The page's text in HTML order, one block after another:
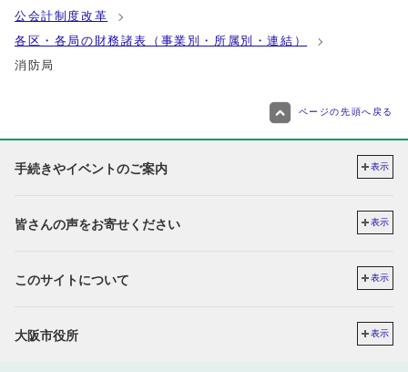
公会計制度改革
各区・各局の財務諸表（事業別・所属別・連結）
消防局
ページの先頭へ戻る
手続きやイベントのご案内 表示
皆さんの声をお寄せください 表示
このサイトについて 表示
大阪市役所 表示